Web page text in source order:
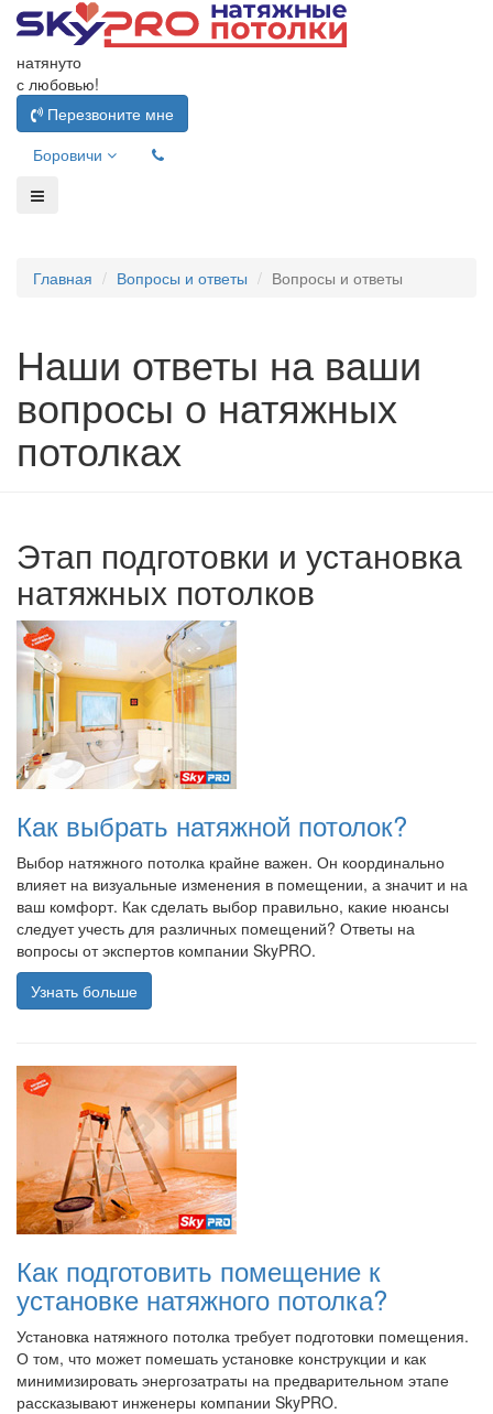
натянуто
с любовью!
Перезвоните мне
Боровичи
Главная Вопросы и ответы Вопросы и ответы
Наши ответы на ваши
вопросы о натяжных
потолках
Этап подготовки и установка
натяжных потолков
Как выбрать натяжной потолок?
Выбор натяжного потолка крайне важен. Он координально
влияет на визуальные изменения в помещении, а значит и на
ваш комфорт. Как сделать выбор правильно, какие нюансы
следует учесть для различных помещений? Ответы на
вопросы от экспертов компании SkyPRO.
Узнать больше
Как подготовить помещение к
установке натяжного потолка?
Установка натяжного потолка требует подготовки помещения.
О том, что может помешать установке конструкции и как
минимизировать энергозатраты на предварительном этапе
рассказывают инженеры компании SkyPRO.